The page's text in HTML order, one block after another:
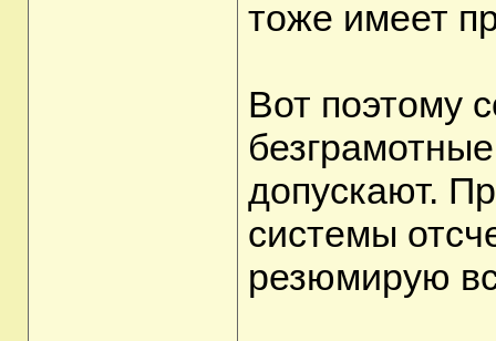
тоже имеет
Вот поэтому
допускают.
системы
резюмирую